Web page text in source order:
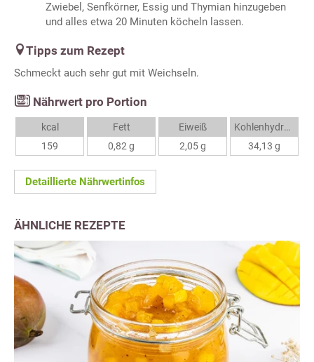
Zwiebel, Senfkörner, Essig und Thymian hinzugeben
und alles etwa 20 Minuten köcheln lassen.
Tipps zum Rezept
Schmeckt auch sehr gut mit Weichseln.
Nährwert pro Portion
kcal
159
Fett
0,82 g
Eiweiß
2,05 g
Kohlenhydrate
34,13 g
Detaillierte Nährwertinfos
ÄHNLICHE REZEPTE